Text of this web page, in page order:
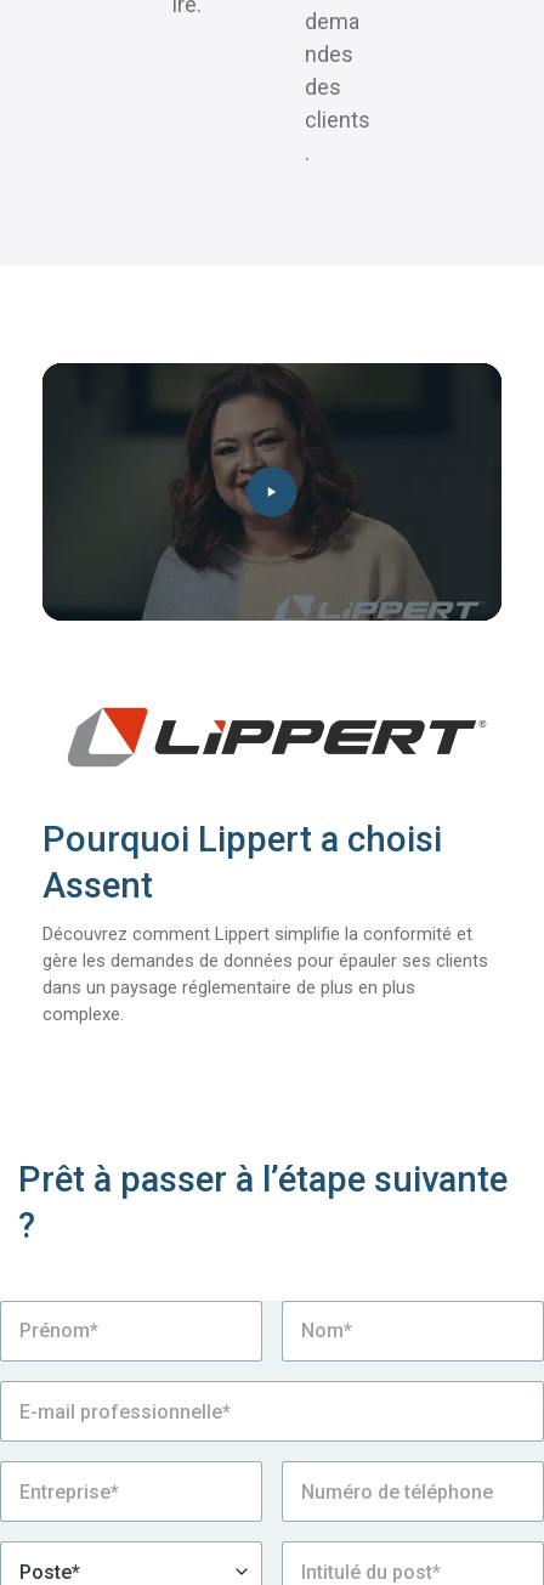
dema
ndes
des
clients
.
Pourquoi Lippert a choisi
Assent
Découvrez comment Lippert simplifie la conformité et
gère les demandes de données pour épauler ses clients
dans un paysage réglementaire de plus en plus
complexe.
Prêt à passer à l’étape suivante
?